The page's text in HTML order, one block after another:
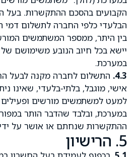
הקבועים בהסכם ההתקשרות. בעל
הבלעדי כלפי החברה לתשלום דמי
בין היתר, ממספר המשתמשים
יישא בכל חיוב הנובע משימושם
במערכת.
4.3. התשלום לחברה מקנה לבעל
אישי, מוגבל, בלתי‑בלעדי, שאינו
למעט למשתמשים מורשים
במערכת, ובלבד שהדבר הותר
ההתקשרות שנחתם או אושר על
5. הרישיון